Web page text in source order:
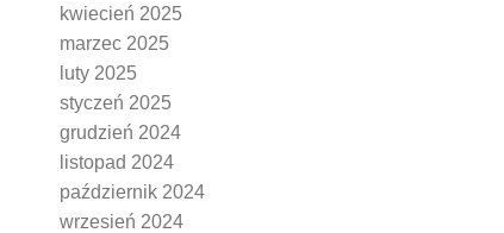
kwiecień 2025
marzec 2025
luty 2025
styczeń 2025
grudzień 2024
listopad 2024
październik 2024
wrzesień 2024